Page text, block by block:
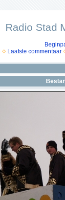
Radio Stad
Laatste commentaar